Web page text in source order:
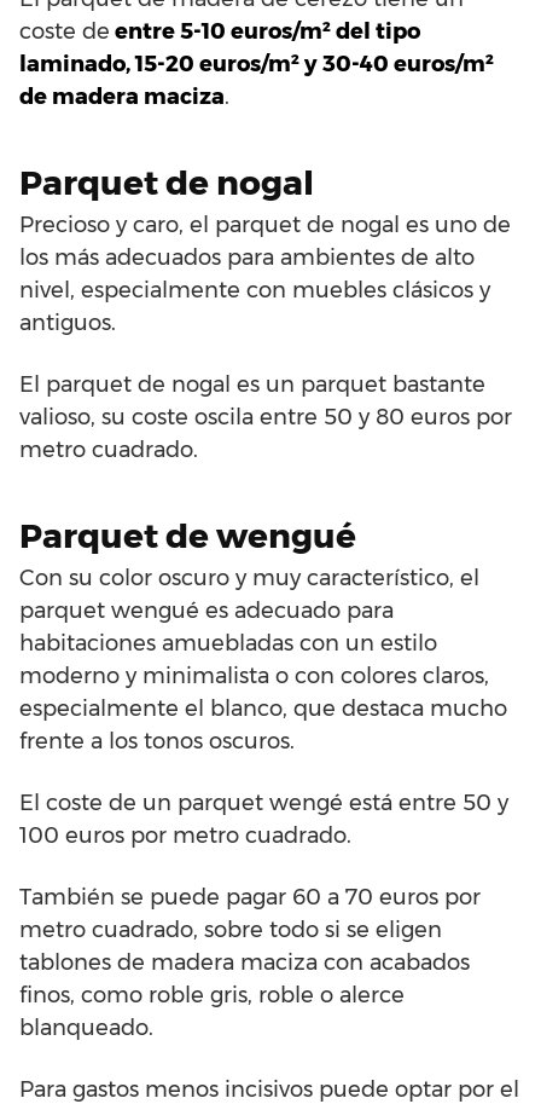
coste de entre 5-10 euros/m² del tipo
laminado, 15-20 euros/m² y 30-40 euros/m²
de madera maciza.
Parquet de nogal
Precioso y caro, el parquet de nogal es uno de
los más adecuados para ambientes de alto
nivel, especialmente con muebles clásicos y
antiguos.
El parquet de nogal es un parquet bastante
valioso, su coste oscila entre 50 y 80 euros por
metro cuadrado.
Parquet de wengué
Con su color oscuro y muy característico, el
parquet wengué es adecuado para
habitaciones amuebladas con un estilo
moderno y minimalista o con colores claros,
especialmente el blanco, que destaca mucho
frente a los tonos oscuros.
El coste de un parquet wengé está entre 50 y
100 euros por metro cuadrado.
También se puede pagar 60 a 70 euros por
metro cuadrado, sobre todo si se eligen
tablones de madera maciza con acabados
finos, como roble gris, roble o alerce
blanqueado.
Para gastos menos incisivos puede optar por el